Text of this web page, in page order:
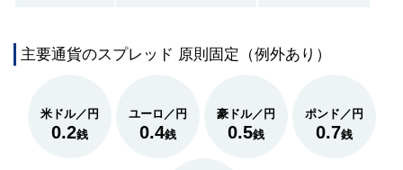
主要通貨のスプレッド 原則固定（例外あり）
米ドル／円
0.2銭
ユーロ／円
0.4銭
豪ドル／円
0.5銭
ポンド／円
0.7銭